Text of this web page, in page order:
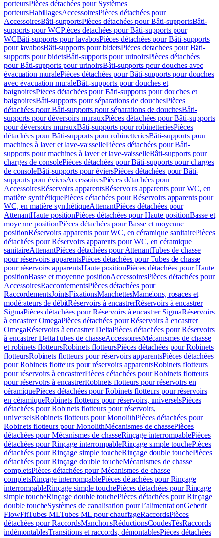
porteursPièces détachées pour Systèmes
porteursHabillagesAccessoiresPièces détachées pour
AccessoiresBâti-supportsPièces détachées pour Bâti-supportsBâti-
supports pour WCPièces détachées pour Bâti-supports pour
WCBâti-supports pour lavabosPièces détachées pour Bâti-supports
pour lavabosBâti-supports pour bidetsPièces détachées pour Bâti-
supports pour bidetsBâti-supports pour urinoirsPièces détachées
pour Bâti-supports pour urinoirsBâti-supports pour douches avec
évacuation muralePièces détachées pour Bâti-supports pour douches
avec évacuation muraleBâti-supports pour douches et
baignoiresPièces détachées pour Bâti-supports pour douches et
baignoiresBâti-supports pour séparations de douchesPièces
détachées pour Bâti-supports pour séparations de douchesBâti-
supports pour déversoirs murauxPièces détachées pour Bâti-supports
pour déversoirs murauxBâti-supports pour robinetteriesPièces
détachées pour Bâti-supports pour robinetteriesBâti-supports pour
machines à laver et lave-vaissellePièces détachées pour Bâti-
supports pour machines à laver et lave-vaisselleBâti-supports pour
charges de consolePièces détachées pour Bâti-supports pour charges
de consoleBâti-supports pour éviersPièces détachées pour Bâti-
supports pour éviersAccessoiresPièces détachées pour
AccessoiresRéservoirs apparentsRéservoirs apparents pour WC, en
matière synthétiquePièces détachées pour Réservoirs apparents pour
WC, en matière synthétiqueAttenantPièces détachées pour
AttenantHaute positionPièces détachées pour Haute positionBasse et
moyenne positionPièces détachées pour Basse et moyenne
positionRéservoirs apparents pour WC, en céramique sanitairePièces
détachées pour Réservoirs apparents pour WC, en céramique
sanitaireAttenantPièces détachées pour AttenantTubes de chasse
pour réservoirs apparentsPièces détachées pour Tubes de chasse
pour réservoirs apparentsHaute positionPièces détachées pour Haute
positionBasse et moyenne positionAccessoiresPièces détachées pour
AccessoiresRaccordementsPièces détachées pour
RaccordementsJointsFixationsManchettesMamelons, rosaces et
modérateurs de débitRéservoirs à encastrerRéservoirs à encastrer
SigmaPièces détachées pour Réservoirs à encastrer SigmaRéservoirs
à encastrer OmegaPièces détachées pour Réservoirs à encastrer
OmegaRéservoirs à encastrer DeltaPièces détachées pour Réservoirs
à encastrer DeltaTubes de chasseAccessoiresMécanismes de chasse
et robinets flotteursRobinets flotteursPièces détachées pour Robinets
flotteursRobinets flotteurs pour réservoirs apparentsPièces détachées
pour Robinets flotteurs pour réservoirs apparentsRobinets flotteurs
pour réservoirs à encastrerPièces détachées pour Robinets flotteurs
pour réservoirs à encastrerRobinets flotteurs pour réservoirs en
céramiquePièces détachées pour Robinets flotteurs pour réservoirs
en céramiqueRobinets flotteurs pour réservoirs, universelsPièces
détachées pour Robinets flotteurs pour réservoirs,
universelsRobinets flotteurs pour MonolithPièces détachées pour
Robinets flotteurs pour MonolithMécanismes de chassePièces
détachées pour Mécanismes de chasseRinçage interrompablePièces
détachées pour Rinçage interrompableRinçage simple touchePièces
détachées pour Rinçage simple toucheRinçage double touchePièces
détachées pour Rinçage double toucheMécanismes de chasse
completsPièces détachées pour Mécanismes de chasse
completsRinçage interrompablePièces détachées pour Rinçage
interrompableRinçage simple touchePièces détachées pour Rinçage
simple toucheRinçage double touchePièces détachées pour Rinçage
double toucheSystèmes de canalisation pour l’alimentationGeberit
FlowFitTubes MLTubes ML pour chauffageRaccordsPièces
détachées pour RaccordsManchonsRéductionsCoudesTésRaccords
indémontablesTransitions et raccords, démontablesPièces détachées